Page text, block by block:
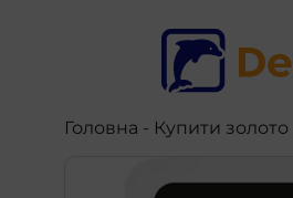
Головна - Купити золото